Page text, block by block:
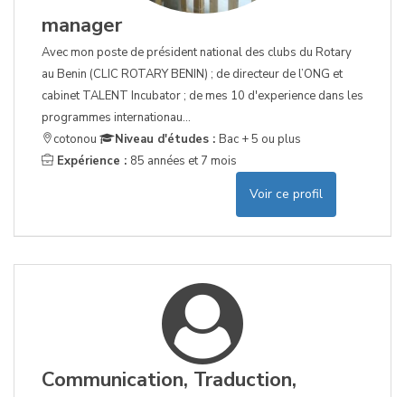
manager
Avec mon poste de président national des clubs du Rotary
au Benin (CLIC ROTARY BENIN) ; de directeur de l’ONG et
cabinet TALENT Incubator ; de mes 10 d'experience dans les
programmes internationau...
cotonou
Niveau d'études : Bac + 5 ou plus
Expérience : 85 années et 7 mois
Voir ce profil
Communication, Traduction,